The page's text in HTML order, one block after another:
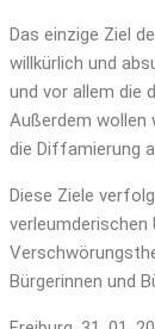
Das einzige Ziel
willkürlich und
und vor allem die
Außerdem wollen
die Diffamierung
Diese Ziele
Bürgerinnen und